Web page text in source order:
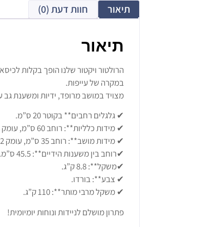
תיאור חוות דעת (0)
תיאור
הרולטור ויקטור שלנו הופך בקלות
במקרה של עייפות.
מצויד במושב מרופד, ידיות ומשענת
✔ גלגלים רחבים** בקוטר 20 ס”מ.
✔ מידות כלליות**: רוחב 60 ס”מ, עומק 65 ס”מ, גובה ידיות 78-89 ס”מ (6 מצבים).
✔ מידות מושב**: רוחב 35 ס”מ, עומק 32 ס”מ, גובה 52 ס”מ.
✔רוחב בין משענות הידיים**: 45.5 ס”מ.
✔משקל**: 8.8 ק”ג.
✔ צבע**: בורדו.
✔ משקל מרבי מותר**: 110 ק”ג.
פתרון מושלם לניידות ונוחות יומיומית!